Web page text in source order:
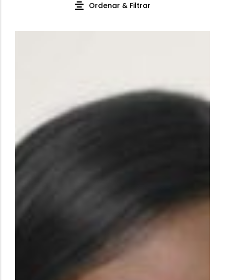
Ordenar & Filtrar